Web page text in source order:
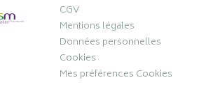
CGV
Mentions légales
Données personnelles
Cookies
Mes préférences Cookies